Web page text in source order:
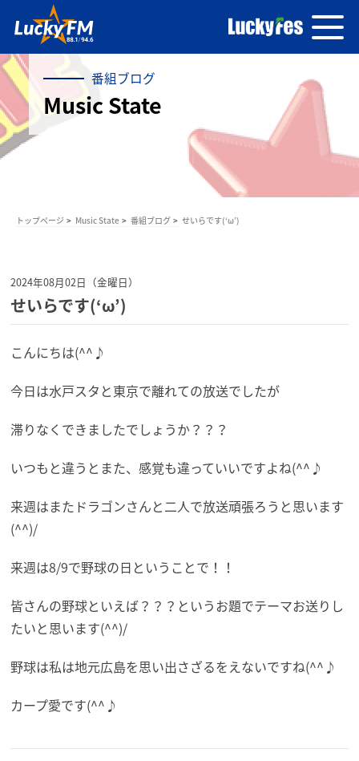
番組ブログ
Music State
トップページ Music State 番組ブログ せいらです(‘ω’)
2024年08月02日（金曜日）
せいらです(‘ω’)
こんにちは(^^♪
今日は水戸スタと東京で離れての放送でしたが
滞りなくできましたでしょうか？？？
いつもと違うとまた、感覚も違っていいですよね(^^♪
来週はまたドラゴンさんと二人で放送頑張ろうと思います
(^^)/
来週は8/9で野球の日ということで！！
皆さんの野球といえば？？？というお題でテーマお送りし
たいと思います(^^)/
野球は私は地元広島を思い出さざるをえないですね(^^♪
カープ愛です(^^♪